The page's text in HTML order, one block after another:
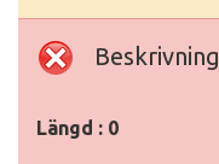
Beskrivning
Längd : 0